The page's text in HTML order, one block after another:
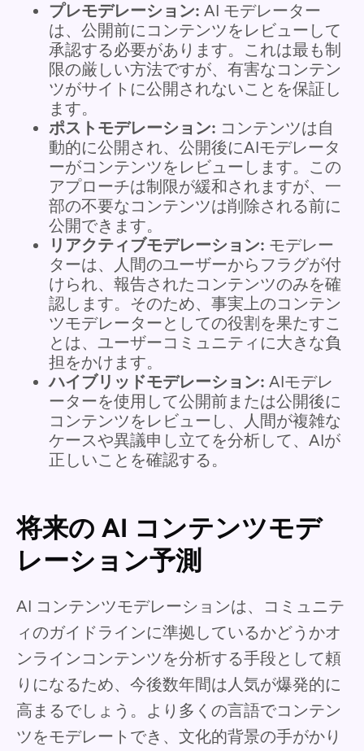
プレモデレーション: AI モデレーター
は、公開前にコンテンツをレビューして
承認する必要があります。これは最も制
限の厳しい方法ですが、有害なコンテン
ツがサイトに公開されないことを保証し
ます。
ポストモデレーション: コンテンツは自
動的に公開され、公開後にAIモデレータ
ーがコンテンツをレビューします。この
アプローチは制限が緩和されますが、一
部の不要なコンテンツは削除される前に
公開できます。
リアクティブモデレーション: モデレー
ターは、人間のユーザーからフラグが付
けられ、報告されたコンテンツのみを確
認します。そのため、事実上のコンテン
ツモデレーターとしての役割を果たすこ
とは、ユーザーコミュニティに大きな負
担をかけます。
ハイブリッドモデレーション: AIモデレ
ーターを使用して公開前または公開後に
コンテンツをレビューし、人間が複雑な
ケースや異議申し立てを分析して、AIが
正しいことを確認する。
将来の AI コンテンツモデ
レーション予測
AI コンテンツモデレーションは、コミュニテ
ィのガイドラインに準拠しているかどうかオ
ンラインコンテンツを分析する手段として頼
りになるため、今後数年間は人気が爆発的に
高まるでしょう。より多くの言語でコンテン
ツをモデレートでき、文化的背景の手がかり